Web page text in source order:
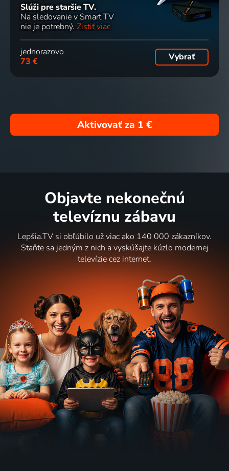
Slúži pre staršie TV.
Na sledovanie v Smart TV
nie je potrebný. Zistiť viac
jednorazovo
73 €
Vybrať
Aktivovať za 1 €
Objavte nekonečnú
televíznu zábavu
Lepšia.TV si obľúbilo už viac ako 140 000 zákazníkov.
Staňte sa jedným z nich a vyskúšajte kúzlo modernej
televízie cez internet.